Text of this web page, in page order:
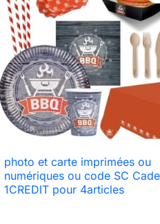
 Aperçu rapide
photo et carte imprimées ou
numériques ou code SC
1CREDIT pour 4articles